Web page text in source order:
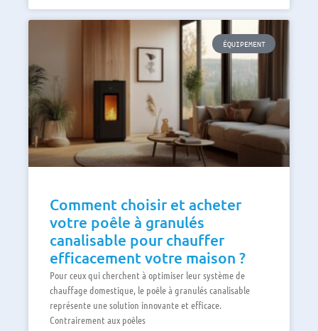
ÉQUIPEMENT
Comment choisir et acheter
votre poêle à granulés
canalisable pour chauffer
efficacement votre maison ?
Pour ceux qui cherchent à optimiser leur système de
chauffage domestique, le poêle à granulés canalisable
représente une solution innovante et efficace.
Contrairement aux poêles